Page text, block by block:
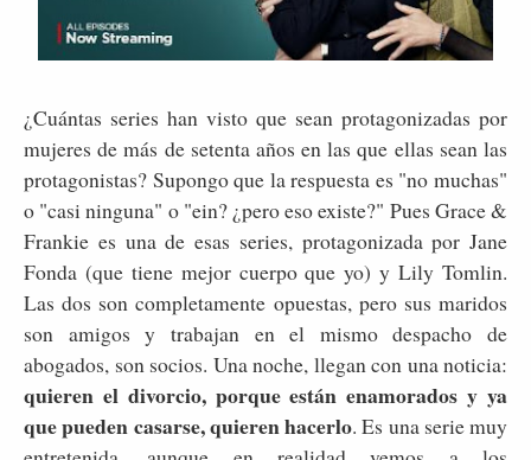
¿Cuántas series han visto que sean protagonizadas por
mujeres de más de setenta años en las que ellas sean las
protagonistas? Supongo que la respuesta es "no muchas"
o "casi ninguna" o "ein? ¿pero eso existe?" Pues Grace &
Frankie es una de esas series, protagonizada por Jane
Fonda (que tiene mejor cuerpo que yo) y Lily Tomlin.
Las dos son completamente opuestas, pero sus maridos
son amigos y trabajan en el mismo despacho de
abogados, son socios. Una noche, llegan con una noticia:
quieren el divorcio, porque están enamorados y ya
que pueden casarse, quieren hacerlo. Es una serie muy